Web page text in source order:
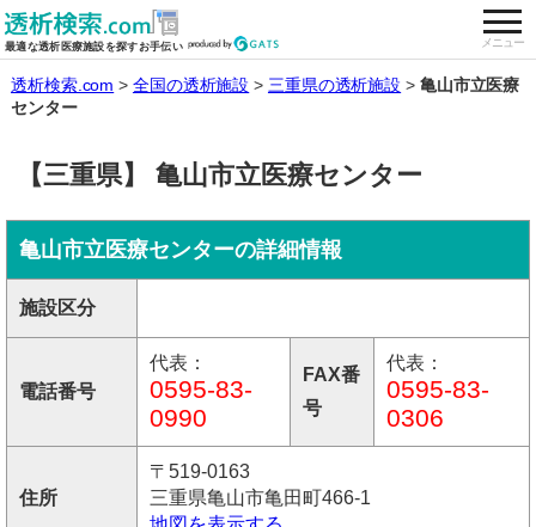
最適な透析医療施設を探すお手伝い メニュー
全国の透析施設を検索する
透析検索.com 全国の透析施設 三重県の透析施設
亀山市立医療
センター
【三重県】 亀山市立医療センター
亀山市立医療センターの詳細情報
施設区分
電話番号
代表：
0595-83-
0990
FAX番
号
代表：
0595-83-
0306
住所
〒519-0163
三重県亀山市亀田町466-1